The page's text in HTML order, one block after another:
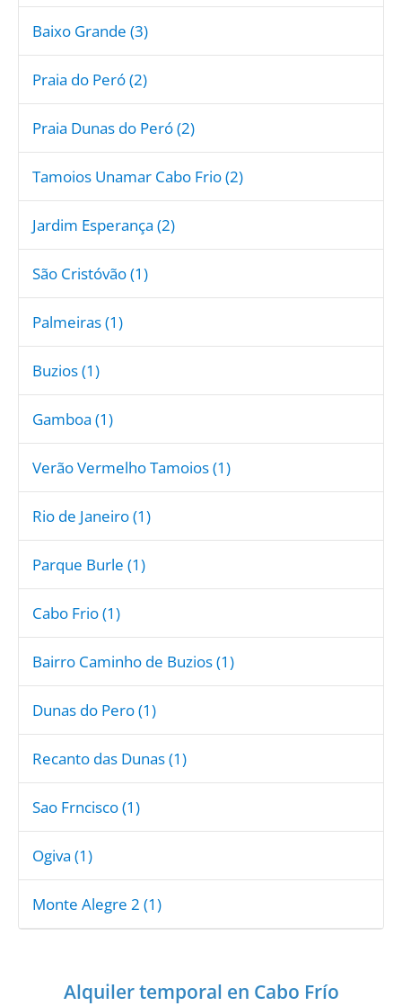
Baixo Grande (3)
Praia do Peró (2)
Praia Dunas do Peró (2)
Tamoios Unamar Cabo Frio (2)
Jardim Esperança (2)
São Cristóvão (1)
Palmeiras (1)
Buzios (1)
Gamboa (1)
Verão Vermelho Tamoios (1)
Rio de Janeiro (1)
Parque Burle (1)
Cabo Frio (1)
Bairro Caminho de Buzios (1)
Dunas do Pero (1)
Recanto das Dunas (1)
Sao Frncisco (1)
Ogiva (1)
Monte Alegre 2 (1)
Alquiler temporal en Cabo Frío